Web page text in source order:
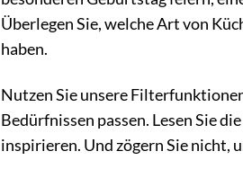
Überlegen Sie, welche Art von
haben.
Nutzen Sie unsere
Bedürfnissen passen. Lesen Sie
inspirieren. Und zögern Sie nicht,